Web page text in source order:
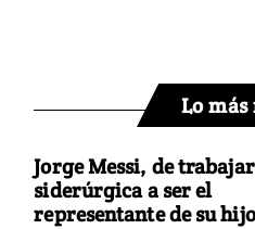
Lo
Jorge Messi, de
siderúrgica a ser el
representante de su